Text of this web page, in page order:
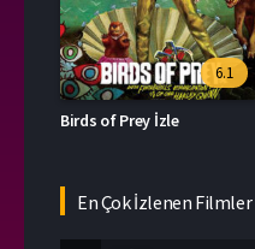
6.1
Birds of Prey İzle
En Çok İzlenen Filmler